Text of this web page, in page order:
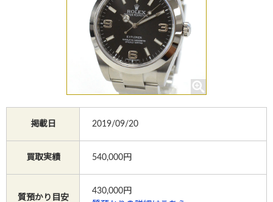
お買物
質預かり
修理
掲載日 2019/09/20
買取実績 540,000円
質預かり目安
430,000円